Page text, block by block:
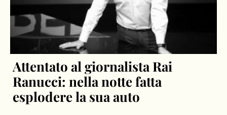
Attentato al giornalista Rai
Ranucci: nella notte fatta
esplodere la sua auto